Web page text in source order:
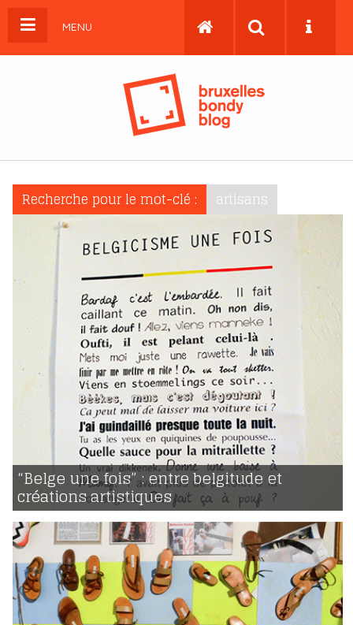
MENU
Recherche pour le mot-clé : artisans
“Belge une fois” : entre belgitude et
créations artistiques
29 | 11 | 2015
2060